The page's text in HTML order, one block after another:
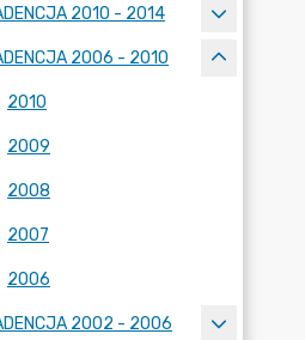
2010 - 2014
2006 - 2010
2010
2009
2008
2007
2006
2002 - 2006